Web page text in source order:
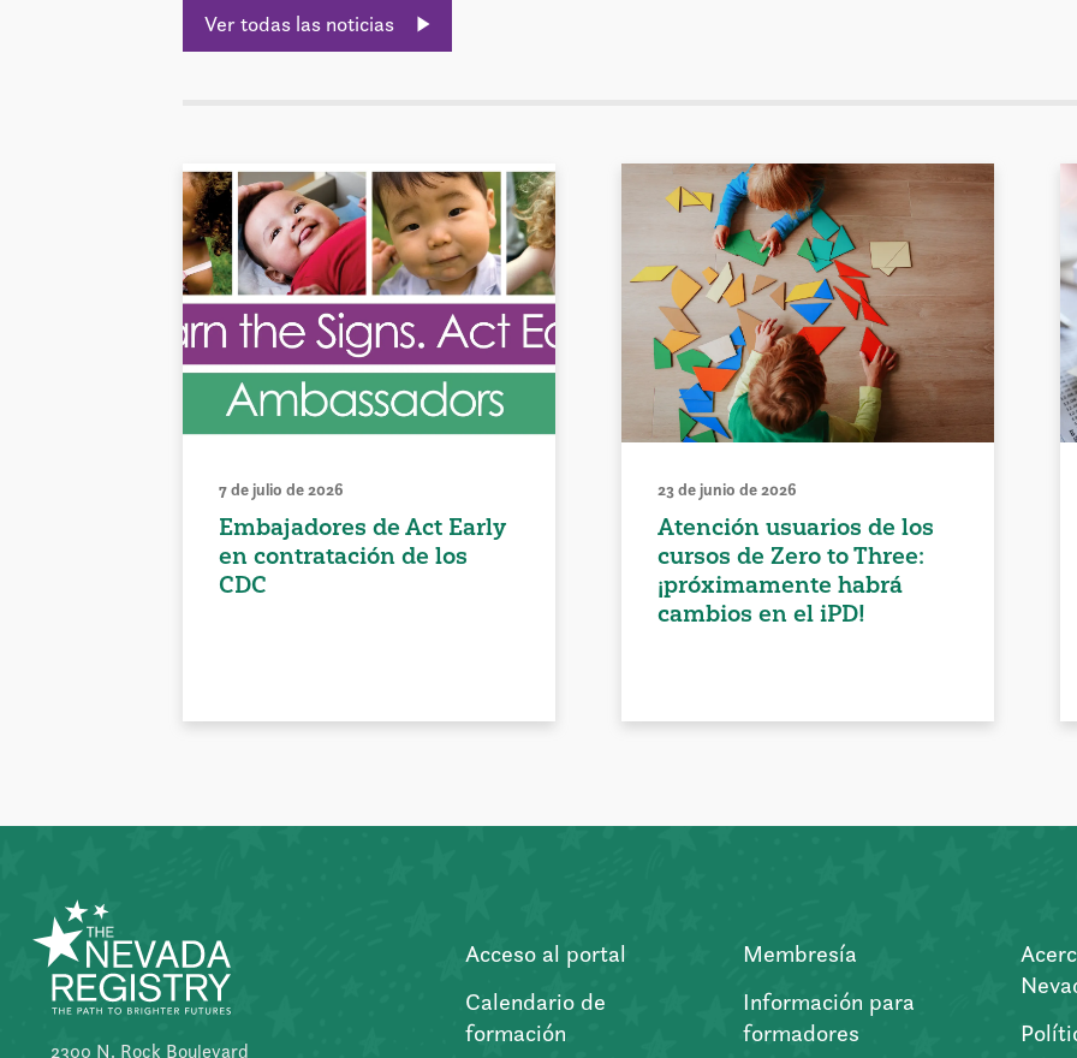
Ver todas las noticias
7 de julio de 2026
Embajadores de Act Early
en contratación de los
CDC
23 de junio de 2026
Atención usuarios de los
cursos de Zero to Three:
¡próximamente habrá
cambios en el iPD!
2300 N. Rock Boulevard
Acceso al portal
Calendario de
formación
Membresía
Información para
formadores